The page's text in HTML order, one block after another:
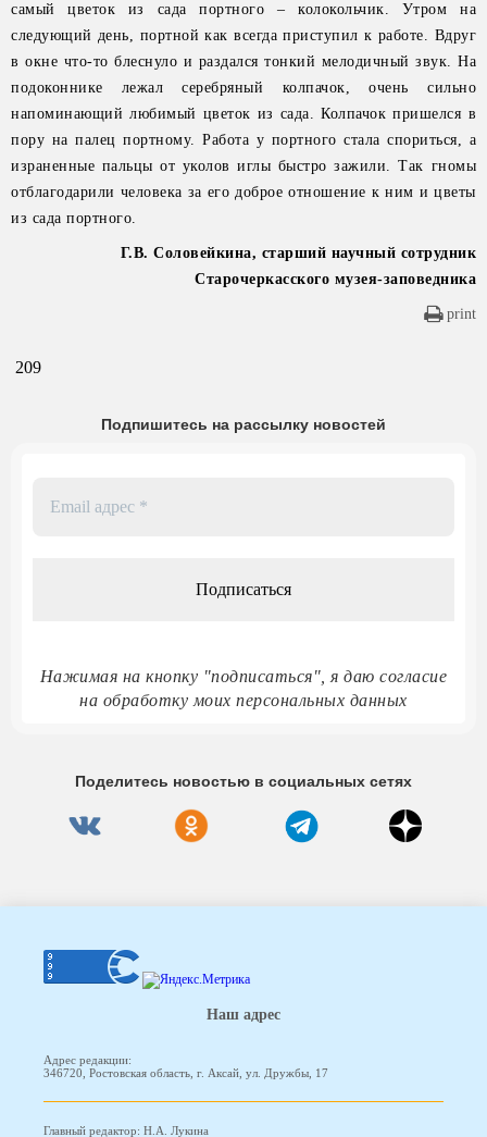
самый цветок из сада портного – колокольчик. Утром на
следующий день, портной как всегда приступил к работе. Вдруг
в окне что-то блеснуло и раздался тонкий мелодичный звук. На
подоконнике лежал серебряный колпачок, очень сильно
напоминающий любимый цветок из сада. Колпачок пришелся в
пору на палец портному. Работа у портного стала спориться, а
израненные пальцы от уколов иглы быстро зажили. Так гномы
отблагодарили человека за его доброе отношение к ним и цветы
из сада портного.
Г.В. Соловейкина, старший научный сотрудник
Старочеркасского музея-заповедника
print
209
Подпишитесь на рассылку новостей
Нажимая на кнопку "подписаться", я даю согласие
на обработку моих персональных данных
Поделитесь новостью в социальных сетях
Наш адрес
Адрес редакции:
346720, Ростовская область, г. Аксай, ул. Дружбы, 17
Главный редактор: Н.А. Лукина